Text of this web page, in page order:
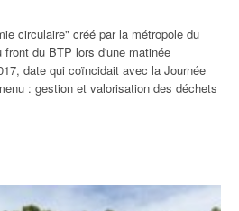
circulaire" créé par la métropole du
du BTP lors d'une matinée
date qui coïncidait avec la Journée
: gestion et valorisation des déchets